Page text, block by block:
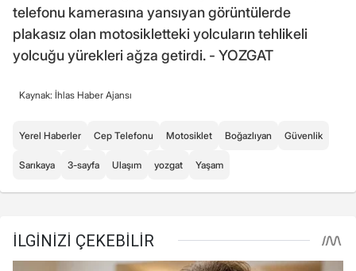
telefonu kamerasına yansıyan görüntülerde
plakasız olan motosikletteki yolcuların tehlikeli
yolcuğu yürekleri ağza getirdi. - YOZGAT
Kaynak: İhlas Haber Ajansı
Yerel Haberler Cep Telefonu Motosiklet Boğazlıyan Güvenlik
Sarıkaya 3-sayfa Ulaşım yozgat Yaşam